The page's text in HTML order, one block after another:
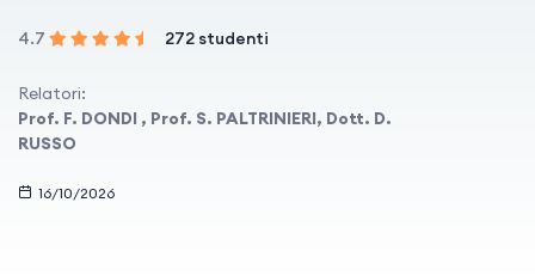
4.7 272 studenti
Relatori:
Prof. F. DONDI , Prof. S. PALTRINIERI, Dott. D.
RUSSO
16/10/2026